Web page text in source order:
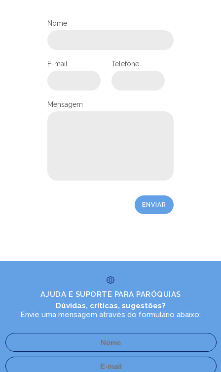
Renovação Carismática da
05/05/2026
Renovação Carismática Católica
(RCC) reúne 500 pessoas em
encontro de ministérios
PASTORAIS E MOVIMENTOS
Nome
E-mail Telefone
Mensagem
AJUDA E SUPORTE PARA PARÓQUIAS
Dúvidas, críticas, sugestões?
Envie uma mensagem através do formulário abaixo: